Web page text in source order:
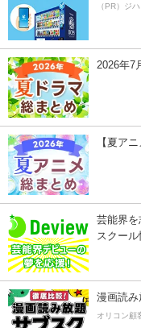
（PR）ジ
2026年7
【夏ア
芸能界を
スクー
漫画読み
オリコン顧